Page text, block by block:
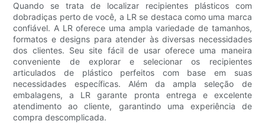
Quando se trata de localizar recipientes plásticos com
dobradiças perto de você, a LR se destaca como uma marca
confiável. A LR oferece uma ampla variedade de tamanhos,
formatos e designs para atender às diversas necessidades
dos clientes. Seu site fácil de usar oferece uma maneira
conveniente de explorar e selecionar os recipientes
articulados de plástico perfeitos com base em suas
necessidades específicas. Além da ampla seleção de
embalagens, a LR garante pronta entrega e excelente
atendimento ao cliente, garantindo uma experiência de
compra descomplicada.